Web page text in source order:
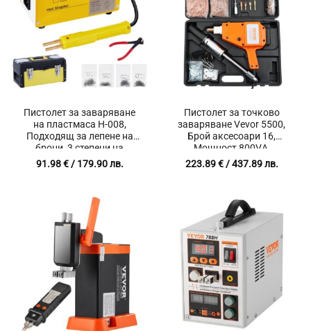
Пистолет за заваряване
на пластмаса H-008,
Подходящ за лепене на
брони, 3 степени на
нагряване, 220V
91.98€/ 179.90 лв.
Пистолет за точково
заваряване Vevor 5500,
Брой аксесоари 16,
Мощност 800VA,
Максимален ток 1600A
223.89€/ 437.89 лв.